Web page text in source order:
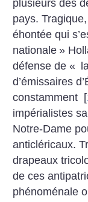
plusieurs des
pays.
éhontée qui
nationale »
défense de «
d’émissaires
constamment [
impérialistes
Notre-Dame
anticléricaux.
drapeaux
de ces
phénoménale